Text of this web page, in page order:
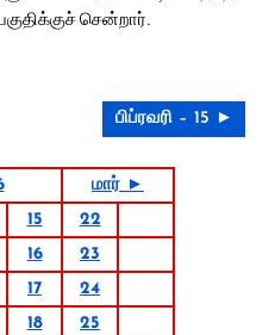
சென்றார்.
பிப்ரவரி – 15 ►
மார் ►
15
22
16
23
17
24
18
25